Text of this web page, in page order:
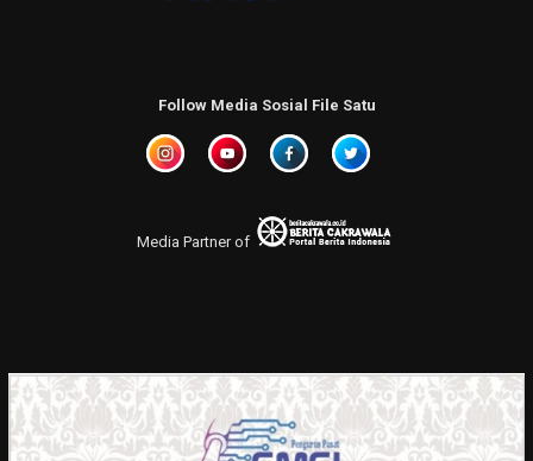
Follow Media Sosial File Satu
Media Partner of